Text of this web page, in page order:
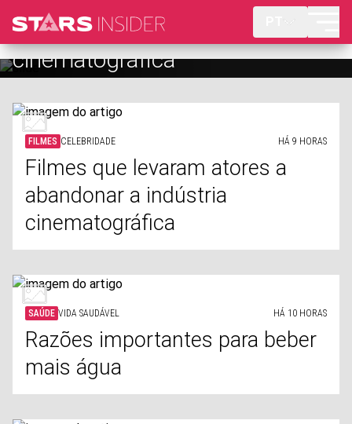
Razões importantes para beber
mais água
FILMES CELEBRIDADE HÁ 9 HORAS
Filmes que levaram atores a
abandonar a indústria
cinematográfica
SAÚDE VIDA SAUDÁVEL HÁ 10 HORAS
Razões importantes para beber
mais água